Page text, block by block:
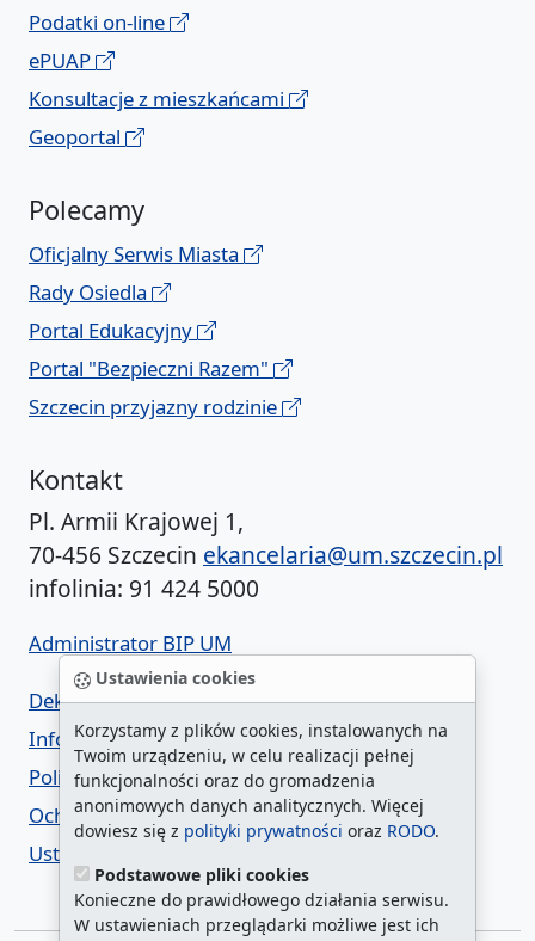
Ustawienia cookies
Korzystamy z plików cookies, instalowanych na
Twoim urządzeniu, w celu realizacji pełnej
funkcjonalności oraz do gromadzenia
anonimowych danych analitycznych. Więcej
dowiesz się z polityki prywatności oraz RODO.
Podstawowe pliki cookies
Konieczne do prawidłowego działania serwisu.
W ustawieniach przeglądarki możliwe jest ich
Podatki on-line
ePUAP
Konsultacje z mieszkańcami
Geoportal
Polecamy
Oficjalny Serwis Miasta
Rady Osiedla
Portal Edukacyjny
Portal "Bezpieczni Razem"
Szczecin przyjazny rodzinie
Kontakt
Pl. Armii Krajowej 1,
70-456 Szczecin ekancelaria@um.szczecin.pl
infolinia: 91 424 5000
Administrator BIP UM
Deklaracja dostępności
Informacja o urzędzie w ETR
Polityka prywatności
Ochrona danych osobowych
Ustawienia cookies